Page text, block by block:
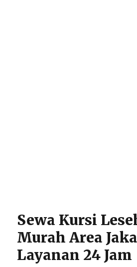
Sewa Kursi
Murah Area
Layanan 24 Jam